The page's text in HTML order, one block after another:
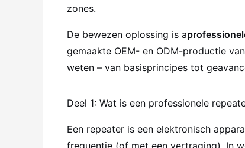
zones.
De bewezen oplossing is a
gemaakte OEM- en ODM-productie
weten – van basisprincipes tot
Deel 1: Wat is een professionele
Een repeater is een elektronisch
frequentie (of met een vertraging). In